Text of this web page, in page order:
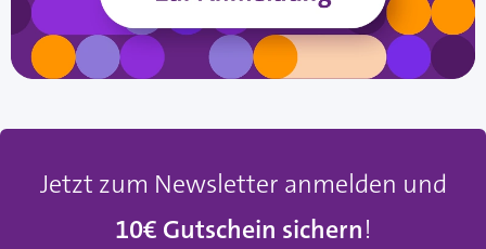
Jetzt zum Newsletter anmelden und
10€ Gutschein sichern!